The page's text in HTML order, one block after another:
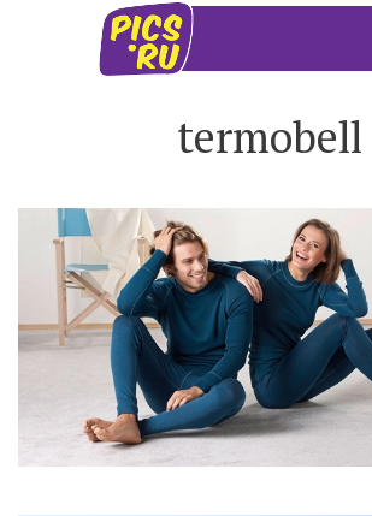
termobell